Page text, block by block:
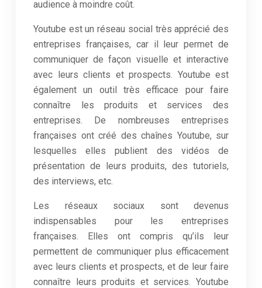
audience à moindre coût.
Youtube est un réseau social très apprécié des
entreprises françaises, car il leur permet de
communiquer de façon visuelle et interactive
avec leurs clients et prospects. Youtube est
également un outil très efficace pour faire
connaître les produits et services des
entreprises. De nombreuses entreprises
françaises ont créé des chaînes Youtube, sur
lesquelles elles publient des vidéos de
présentation de leurs produits, des tutoriels,
des interviews, etc.
Les réseaux sociaux sont devenus
indispensables pour les entreprises
françaises. Elles ont compris qu’ils leur
permettent de communiquer plus efficacement
avec leurs clients et prospects, et de leur faire
connaître leurs produits et services. Youtube